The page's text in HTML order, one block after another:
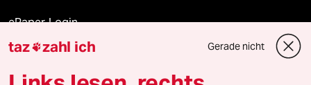
ePaper Login
Downloads für Abonnierende
taz zahl ich Gerade nicht